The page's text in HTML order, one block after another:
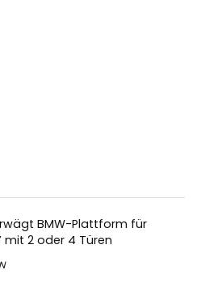
BMW-Plattform für
mit 2 oder 4 Türen